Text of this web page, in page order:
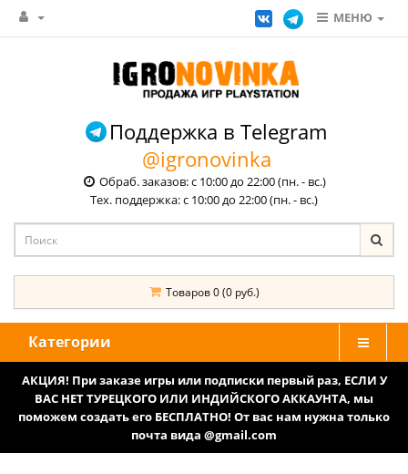
МЕНЮ
Поддержка в Telegram
@igronovinka
Обраб. заказов: с 10:00 до 22:00 (пн. - вс.)
Тех. поддержка: с 10:00 до 22:00 (пн. - вс.)
Товаров 0 (0 руб.)
Категории
АКЦИЯ! При заказе игры или подписки первый раз, ЕСЛИ У
ВАС НЕТ ТУРЕЦКОГО ИЛИ ИНДИЙСКОГО АККАУНТА, мы
поможем создать его БЕСПЛАТНО! От вас нам нужна только
почта вида @gmail.com